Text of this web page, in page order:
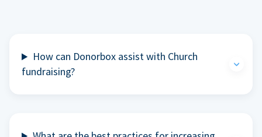
How can Donorbox assist with Church
fundraising?